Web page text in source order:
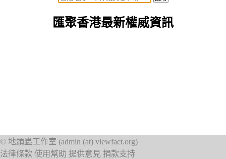
匯聚香港最新權威資訊
© 地頭蟲工作室 (admin (at) viewfact.org)
法律條款 使用幫助 提供意見 捐款支持